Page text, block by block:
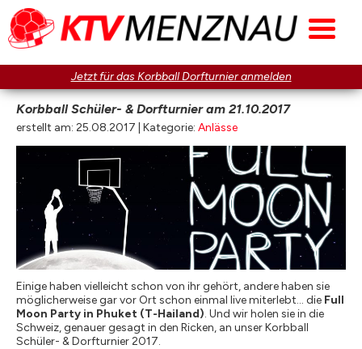
Jetzt für das Korbball Dorfturnier anmelden
Korbball Schüler- & Dorfturnier am 21.10.2017
erstellt am: 25.08.2017 | Kategorie: Anlässe
Einige haben vielleicht schon von ihr gehört, andere haben sie
möglicherweise gar vor Ort schon einmal live miterlebt… die Full
Moon Party in Phuket (T-Hailand). Und wir holen sie in die
Schweiz, genauer gesagt in den Ricken, an unser Korbball
Schüler- & Dorfturnier 2017.